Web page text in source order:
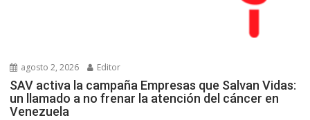
agosto 2, 2026 Editor
SAV activa la campaña Empresas que Salvan Vidas:
un llamado a no frenar la atención del cáncer en
Venezuela